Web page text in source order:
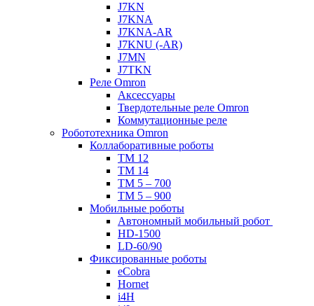
J7KN
J7KNA
J7KNA-AR
J7KNU (-AR)
J7MN
J7TKN
Реле Omron
Аксессуары
Твердотельные реле Omron
Коммутационные реле
Робототехника Omron
Коллаборативные роботы
TM 12
TM 14
TM 5 – 700
TM 5 – 900
Мобильные роботы
Автономный мобильный робот
HD-1500
LD-60/90
Фиксированные роботы
eCobra
Hornet
i4H